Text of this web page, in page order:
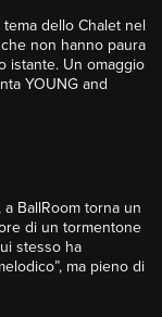
dello Chalet nel
non hanno paura
istante. Un omaggio
YOUNG and
BallRoom torna un
di un tormentone
stesso ha
ma pieno di